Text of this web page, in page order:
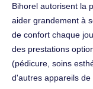
Bihorel autorisent la
aider grandement à
de confort chaque
des prestations
(pédicure, soins
d'autres appareils de